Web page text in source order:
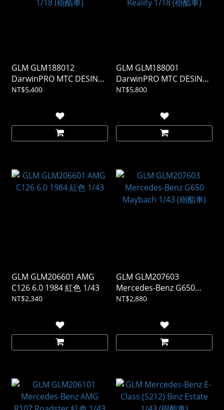
GLM GLM188012
DarwinPRO MTC DESING
BlackSails M235i 黃色
NT$5,400
GLM GLM188001
DarwinPRO MTC DESING
BlackSails M2 Virtual
NT$5,800
GLM GLM206601 AMG
C126 6.0 1984 紅色 1/43
NT$2,340
GLM GLM207603
Mercedes-Benz G650
Maybach 1/43 (樹酯車)
NT$2,880